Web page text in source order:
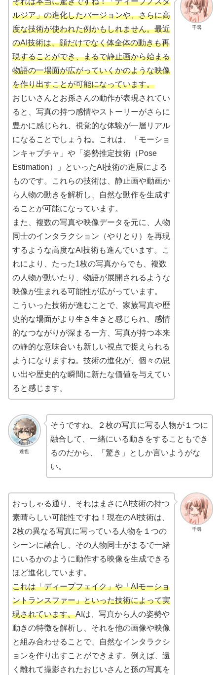
千尋
ルジア」の進化したバージョンや、さらに高
度な技術が使われた例かもしれません。最近
のAI技術は、顔だけでなく体全体の動きも再
現することができ、まるで静止画から始まる
物語の一場面が広がっていくかのような映像
を作り出すことが可能になっています。
おじいさんとお孫さんの動作が表現されてい
ると、写真の持つ感情やストーリーがさらに
豊かに感じられ、視覚的な体験が一層リアル
になることでしょうね。これは、「モーショ
ンキャプチャ」や「姿勢推定技術（Pose
Estimation）」といったAI技術の進展による
ものです。これらの技術は、静止画や動画か
ら人物の動きを解析し、自然な動作を生成す
ることが可能になっています。
また、複数の写真や映像データを元に、人物
同士のインタラクション（やりとり）を再現
するような高度なAI技術も進んでいます。こ
れにより、たった1枚の写真からでも、複数
の人物が動いたり、物語が展開されるような
映像が生まれる可能性が広がっています。
こういった技術が進むことで、家族写真や歴
史的な場面がより生き生きと感じられ、感情
的なつながりが深まる一方、写真が持つ本来
の静的な意味合いも新しい視点で捉えられる
ようになりますね。技術の進化が、個々の思
い出や歴史的な瞬間に新たな価値を与えてい
ると感じます。
達也
そうですね。２枚の写真に写る人物が１つに
融合して、一緒にいる動きをすることもでき
るのだから、「驚き」としか言いようがな
い。
千尋
おっしゃる通り、それはまさにAI技術の持つ
素晴らしい可能性ですね！現在のAI技術は、
2枚の異なる写真に写っている人物を１つの
シーンに融合し、その人物同士がまるで一緒
にいるかのように動作する映像を生成できる
ほど進化しています。
これは「ディープフェイク」や「AIモーショ
ントランスファー」といった技術によって実
現されています。AIは、写真から人の姿勢や
動きの特徴を解析し、それを他の画像や映像
と組み合わせることで、自然なインタラクシ
ョンを作り出すことができます。例えば、遠
く離れて撮影されたおじいさんと孫の写真を